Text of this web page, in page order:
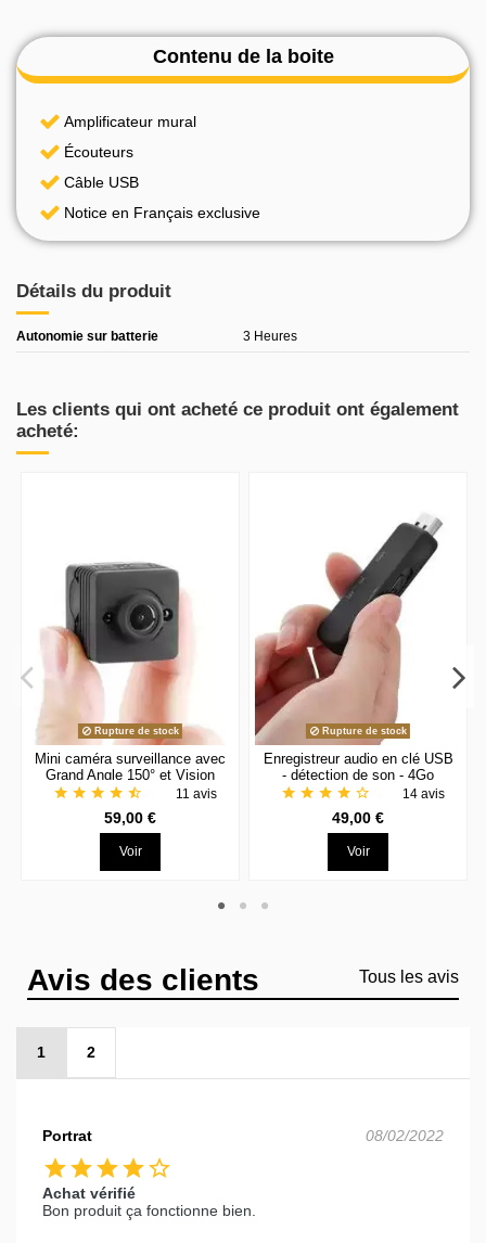
Contenu de la boite
Amplificateur mural
Écouteurs
Câble USB
Notice en Français exclusive
Détails du produit
Autonomie sur batterie 3 Heures
Les clients qui ont acheté ce produit ont également
acheté:
Rupture de stock
Mini caméra surveillance avec
Grand Angle 150° et Vision
Nocturne
star star star star star_half 11 avis
59,00 €
Voir
Rupture de stock
Enregistreur audio en clé USB
- détection de son - 4Go
mémoire interne
star star star star star_border 14 avis
49,00 €
Voir
Avis des clients Tous les avis
1 2
Portrat 08/02/2022
starstarstarstarstar_border
Achat vérifié
Bon produit ça fonctionne bien.